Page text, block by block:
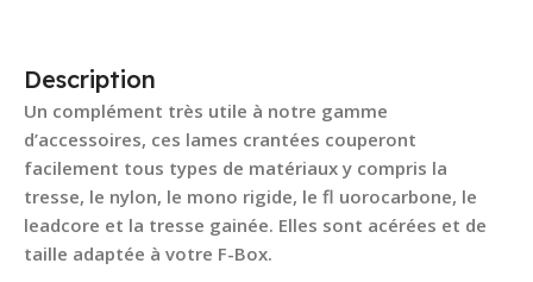
Description
Un complément très utile à notre gamme
d’accessoires, ces lames crantées couperont
facilement tous types de matériaux y compris la
tresse, le nylon, le mono rigide, le fl uorocarbone, le
leadcore et la tresse gainée. Elles sont acérées et de
taille adaptée à votre F-Box.